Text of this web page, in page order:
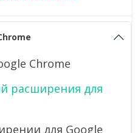
Chrome
расширения для
для Google